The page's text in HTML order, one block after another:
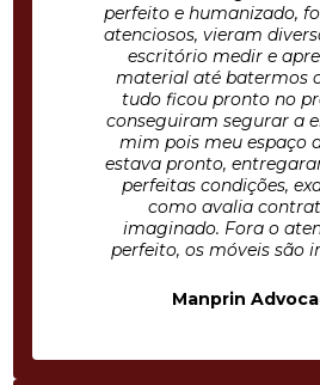
perfeito e humanizado,
atenciosos, vieram
escritório medir e
material até batermos
tudo ficou pronto no
conseguiram segurar a
mim pois meu espaço
estava pronto,
perfeitas condições,
como avalia
imaginado. Fora o
perfeito, os móveis são
Manprin